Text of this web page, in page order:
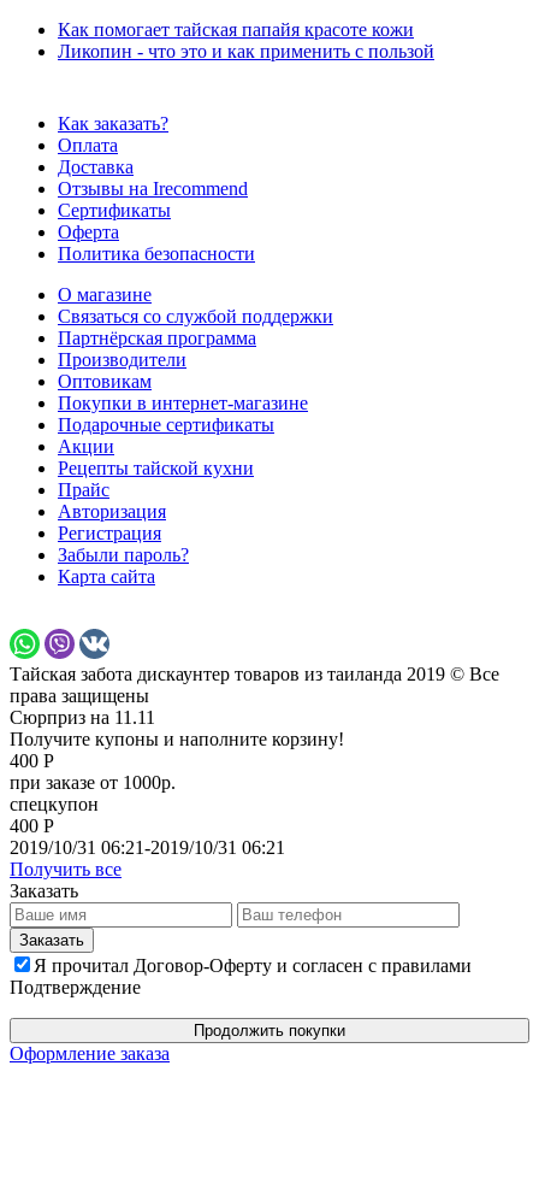
Как помогает тайская папайя красоте кожи
Ликопин - что это и как применить с пользой
Как заказать?
Оплата
Доставка
Отзывы на Irecommend
Сертификаты
Оферта
Политика безопасности
О магазине
Связаться со службой поддержки
Партнёрская программа
Производители
Оптовикам
Покупки в интернет-магазине
Подарочные сертификаты
Акции
Рецепты тайской кухни
Прайс
Авторизация
Регистрация
Забыли пароль?
Карта сайта
Тайская забота дискаунтер товаров из таиланда 2019 © Все
права защищены
Сюрприз на 11.11
Получите купоны и наполните корзину!
400 Р
при заказе от 1000р.
спецкупон
400 Р
2019/10/31 06:21-2019/10/31 06:21
Получить все
Заказать
Я прочитал Договор-Оферту и согласен с правилами
Подтверждение
Продолжить покупки
Оформление заказа